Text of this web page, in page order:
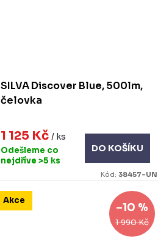
SILVA Discover Blue, 500lm,
čelovka
1 125 Kč / ks
Odešleme co
nejdříve >5 ks
DO KOŠÍKU
Kód: 38457-
Akce
1 990 Kč
–10 %